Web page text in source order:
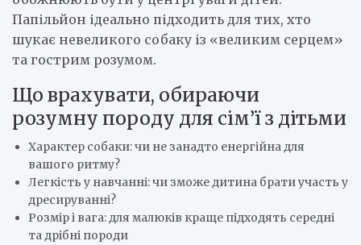
Папільйон ідеально підходить для тих, хто
шукає невеликого собаку із «великим серцем»
та гострим розумом.
Що врахувати, обираючи
розумну породу для сім’ї з дітьми
Характер собаки: чи не занадто енергійна для
вашого ритму?
Легкість у навчанні: чи зможе дитина брати участь у
дресируванні?
Розмір і вага: для малюків краще підходять середні
та дрібні породи